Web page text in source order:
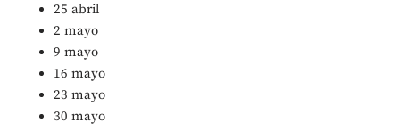
25 abril
2 mayo
9 mayo
16 mayo
23 mayo
30 mayo